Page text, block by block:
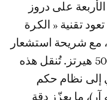
الأربعة على دروز
تقنية « الكرة
مع شريحة استشعار
متطورة للحركة بتردد 500 هيرتز. تُنقل هذه
إلى نظام حكم
ما يعزّز دقة